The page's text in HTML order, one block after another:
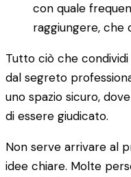
con quale
raggiungere, che
Tutto ciò che
dal segreto
uno spazio sicuro,
di essere giudicato.
Non serve arrivare al
idee chiare. Molte